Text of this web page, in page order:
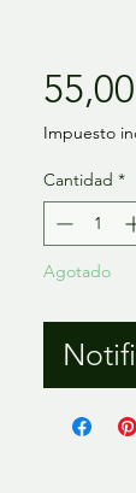
Impuesto
Cantidad *
Agotado